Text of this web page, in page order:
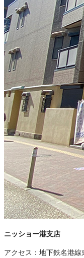
ニッショー港支店
アクセス： 地下鉄名港線